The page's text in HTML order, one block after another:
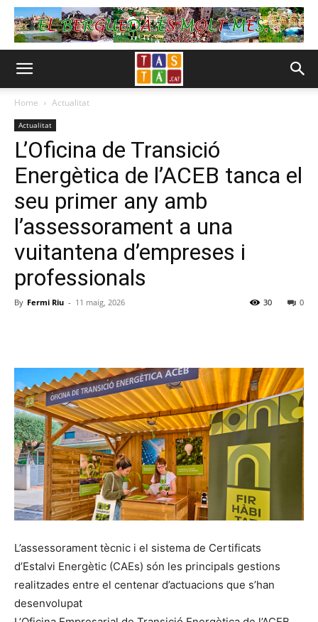
Home Actualitat
Actualitat
L’Oficina de Transició
Energètica de l’ACEB tanca el
seu primer any amb
l’assessorament a una
vuitantena d’empreses i
professionals
By Fermi Riu - 11 maig, 2026 0
30
L’assessorament tècnic i el sistema de Certificats
d’Estalvi Energètic (CAEs) són les principals gestions
realitzades entre el centenar d’actuacions que s’han
desenvolupat